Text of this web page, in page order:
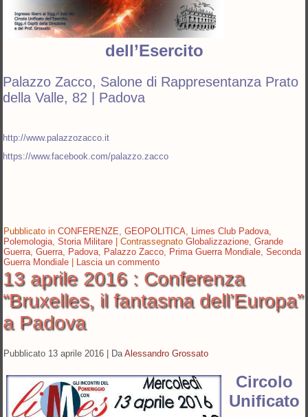
dell’Esercito
Palazzo Zacco, Salone di Rappresentanza Prato
della Valle, 82 | Padova
http://www.palazzozacco.it
https://www.facebook.com/palazzo.zacco
Pubblicato in CONFERENZE ,GEOPOLITICA Limes Club Padova
Polemologia ,Storia Militare |Contrassegnato Globalizzazione ,Grande
Guerra ,Guerra Padova Palazzo Zacco Prima Guerra Mondiale ,Seconda
Guerra Mondiale
Lascia un commento
13 aprile 2016 : Conferenza
“Bruxelles, il fantasma dell’Europa”
a Padova
Pubblicato 13 aprile 2016 Da Alessandro Grossato
Circolo
Unificato